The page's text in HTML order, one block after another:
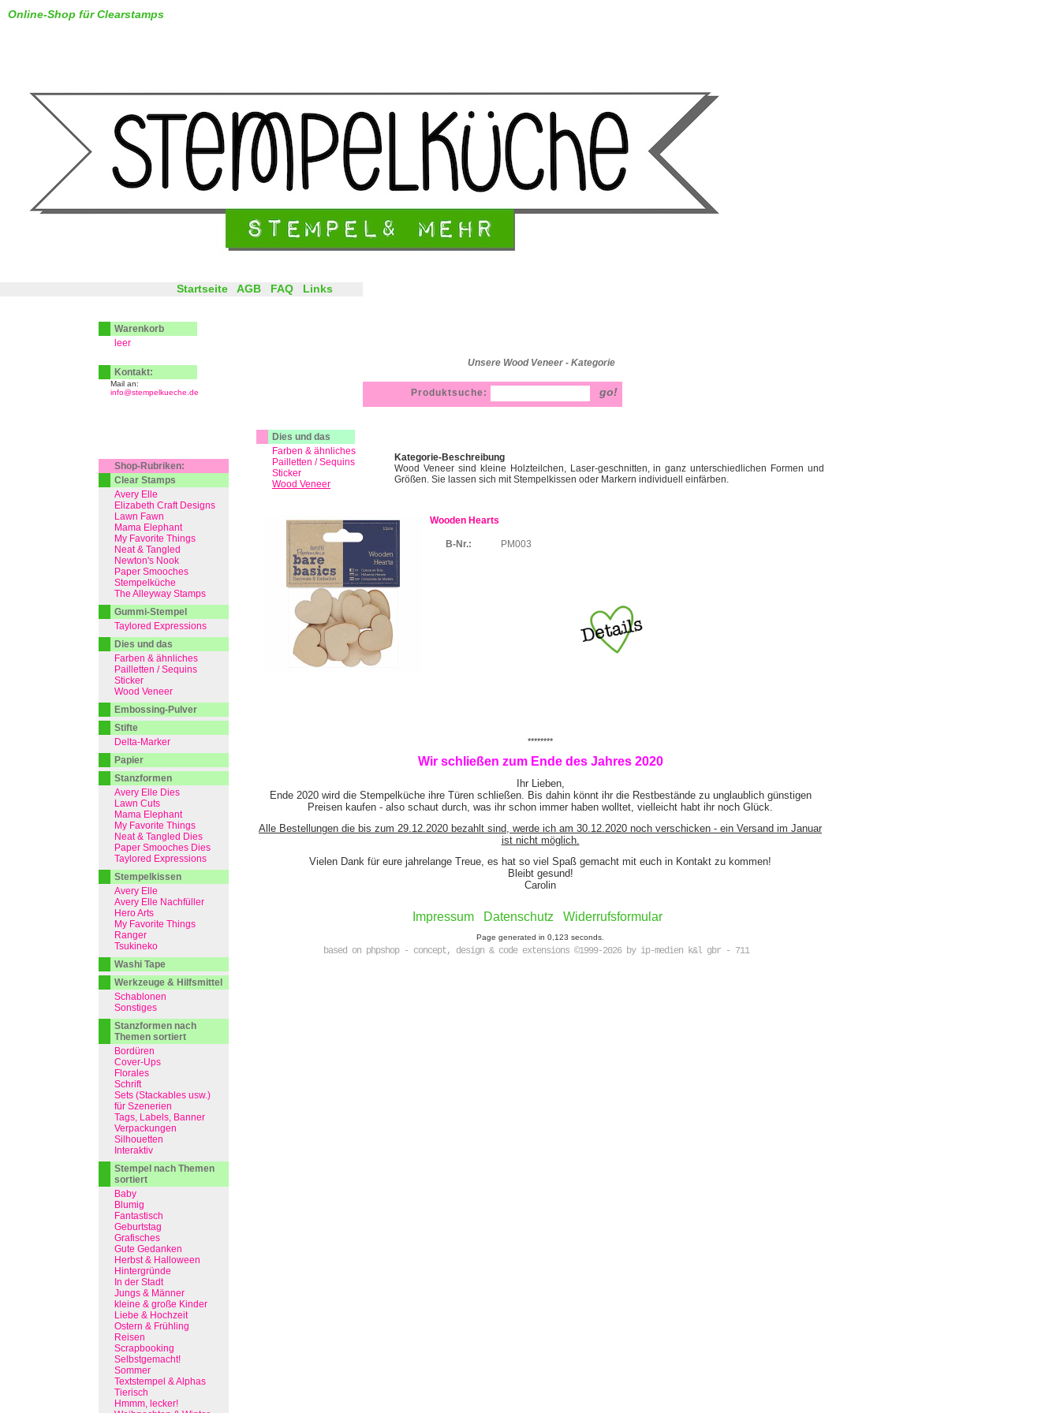
Unsere Wood Veneer - Kategorie
Online-Shop für Clearstamps
Dies und das
Farben & ähnliches
Pailletten / Sequins
Sticker
Wood Veneer
Kategorie-Beschreibung
Wood Veneer sind kleine Holzteilchen, Laser-geschnitten, in ganz unterschiedlichen Formen und
Größen. Sie lassen sich mit Stempelkissen oder Markern individuell einfärben.
Wooden Hearts
B-Nr.: PM003
********
Wir schließen zum Ende des Jahres 2020
Ihr Lieben,
Ende 2020 wird die Stempelküche ihre Türen schließen. Bis dahin könnt ihr die Restbestände zu unglaublich günstigen
Preisen kaufen - also schaut durch, was ihr schon immer haben wolltet, vielleicht habt ihr noch Glück.
Alle Bestellungen die bis zum 29.12.2020 bezahlt sind, werde ich am 30.12.2020 noch verschicken - ein Versand im Januar
ist nicht möglich.
Vielen Dank für eure jahrelange Treue, es hat so viel Spaß gemacht mit euch in Kontakt zu kommen!
Bleibt gesund!
Carolin
Impressum Datenschutz Widerrufsformular
Page generated in 0,123 seconds.
based on phpshop - concept, design & code extensions ©1999-2026 by ip-medien k&l gbr - 711
Startseite AGB FAQ Links
Produktsuche:
Warenkorb
leer
Kontakt:
Mail an:
info@stempelkueche.de
Shop-Rubriken:
Clear Stamps
Avery Elle
Elizabeth Craft Designs
Lawn Fawn
Mama Elephant
My Favorite Things
Neat & Tangled
Newton's Nook
Paper Smooches
Stempelküche
The Alleyway Stamps
Gummi-Stempel
Taylored Expressions
Dies und das
Farben & ähnliches
Pailletten / Sequins
Sticker
Wood Veneer
Embossing-Pulver
Stifte
Delta-Marker
Papier
Stanzformen
Avery Elle Dies
Lawn Cuts
Mama Elephant
My Favorite Things
Neat & Tangled Dies
Paper Smooches Dies
Taylored Expressions
Stempelkissen
Avery Elle
Avery Elle Nachfüller
Hero Arts
My Favorite Things
Ranger
Tsukineko
Washi Tape
Werkzeuge & Hilfsmittel
Schablonen
Sonstiges
Stanzformen nach
Themen sortiert
Bordüren
Cover-Ups
Florales
Schrift
Sets (Stackables usw.)
für Szenerien
Tags, Labels, Banner
Verpackungen
Silhouetten
Interaktiv
Stempel nach Themen
sortiert
Baby
Blumig
Fantastisch
Geburtstag
Grafisches
Gute Gedanken
Herbst & Halloween
Hintergründe
In der Stadt
Jungs & Männer
kleine & große Kinder
Liebe & Hochzeit
Ostern & Frühling
Reisen
Scrapbooking
Selbstgemacht!
Sommer
Textstempel & Alphas
Tierisch
Hmmm, lecker!